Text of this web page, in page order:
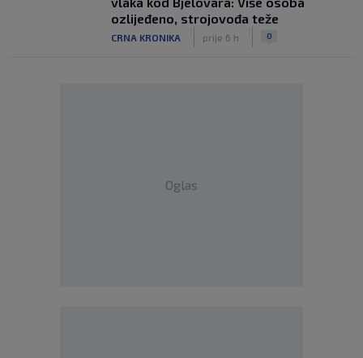
ozlijeđeno, strojovođa teže
CRNA KRONIKA prije 6 h 0
Oglas